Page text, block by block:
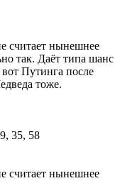
считает нынешнее
так. Даёт типа шанс
Путинга после
тоже.
считает нынешнее